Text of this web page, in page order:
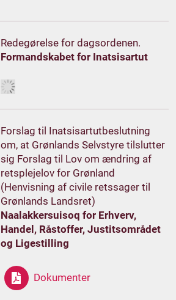
Redegørelse for dagsordenen.
Formandskabet for Inatsisartut
Forslag til Inatsisartutbeslutning
om, at Grønlands Selvstyre tilslutter
sig Forslag til Lov om ændring af
retsplejelov for Grønland
(Henvisning af civile retssager til
Grønlands Landsret)
Naalakkersuisoq for Erhverv,
Handel, Råstoffer, Justitsområdet
og Ligestilling
Dokumenter